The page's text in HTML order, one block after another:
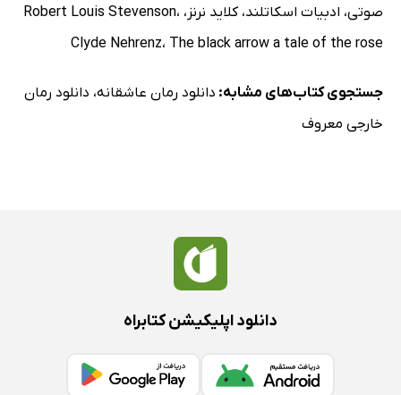
صوتی، ادبیات اسکاتلند،کلاید نرنز ، Robert Louis Stevenson،
Clyde Nehrenz، The black arrow a tale of the rose
جستجوی کتاب‌های مشابه: دانلود رمان عاشقانه، دانلود رمان
خارجی معروف
دانلود اپلیکیشن کتابراه